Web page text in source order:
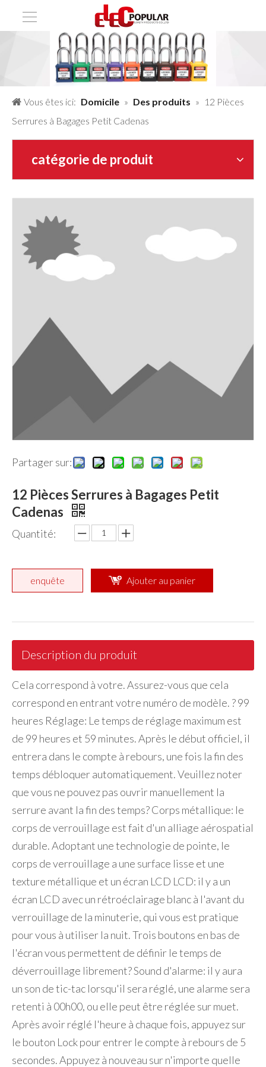
Vous êtes ici: Domicile » Des produits » 12 Pièces
Serrures à Bagages Petit Cadenas
catégorie de produit
Partager sur:
12 Pièces Serrures à Bagages Petit
Cadenas
Quantité:
enquête Ajouter au panier
Description du produit
Cela correspond à votre. Assurez-vous que cela
correspond en entrant votre numéro de modèle. ? 99
heures Réglage: Le temps de réglage maximum est
de 99 heures et 59 minutes. Après le début officiel, il
entrera dans le compte à rebours, une fois la fin des
temps débloquer automatiquement. Veuillez noter
que vous ne pouvez pas ouvrir manuellement la
serrure avant la fin des temps? Corps métallique: le
corps de verrouillage est fait d'un alliage aérospatial
durable. Adoptant une technologie de pointe, le
corps de verrouillage a une surface lisse et une
texture métallique et un écran LCD LCD: il y a un
écran LCD avec un rétroéclairage blanc à l'avant du
verrouillage de la minuterie, qui vous est pratique
pour vous à utiliser la nuit. Trois boutons en bas de
l'écran vous permettent de définir le temps de
déverrouillage librement? Sound d'alarme: il y aura
un son de tic-tac lorsqu'il sera réglé, une alarme sera
retenti à 00h00, ou elle peut être réglée sur muet.
Après avoir réglé l'heure à chaque fois, appuyez sur
le bouton Lock pour entrer le compte à rebours de 5
secondes. Appuyez à nouveau sur n'importe quelle